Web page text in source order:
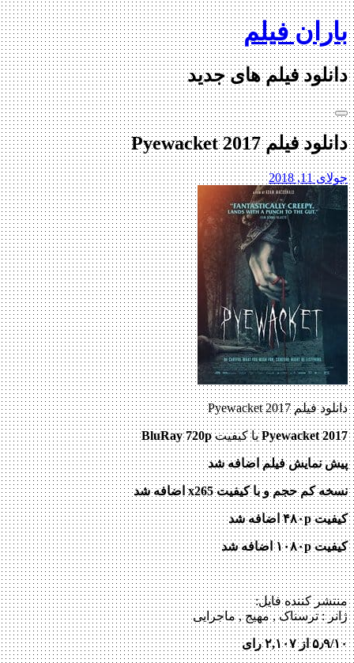
Skip
to
content
باران فیلم
دانلود فیلم های جدید
دانلود فیلم Pyewacket 2017
جولای 11, 2018
دانلود فیلم Pyewacket 2017
Pyewacket 2017با کیفیت BluRay 720p
پیش نمایش فیلم اضافه شد
نسخه کم حجم و با کیفیت x265 اضافه شد
کیفیت ۴۸۰p اضافه شد
کیفیت ۱۰۸۰p اضافه شد
منتشر کننده فایل:
ژانر : ترسناک , مهیج , ماجرایی
۵٫۹/۱۰ از ۲,۱۰۷ رای